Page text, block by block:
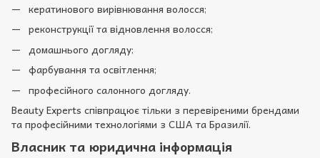
кератинового вирівнювання волосся;
реконструкції та відновлення волосся;
домашнього догляду;
фарбування та освітлення;
професійного салонного догляду.
Beauty Experts співпрацює тільки з перевіреними брендами
та професійними технологіями з США та Бразилії.
Власник та юридична інформація